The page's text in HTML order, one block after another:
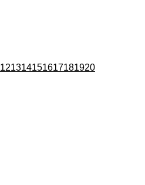
121314151617181920